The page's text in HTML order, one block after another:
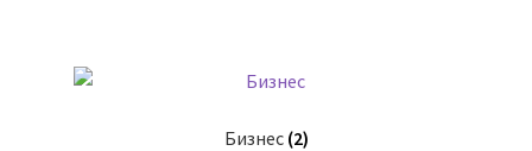
Бизнес (2)